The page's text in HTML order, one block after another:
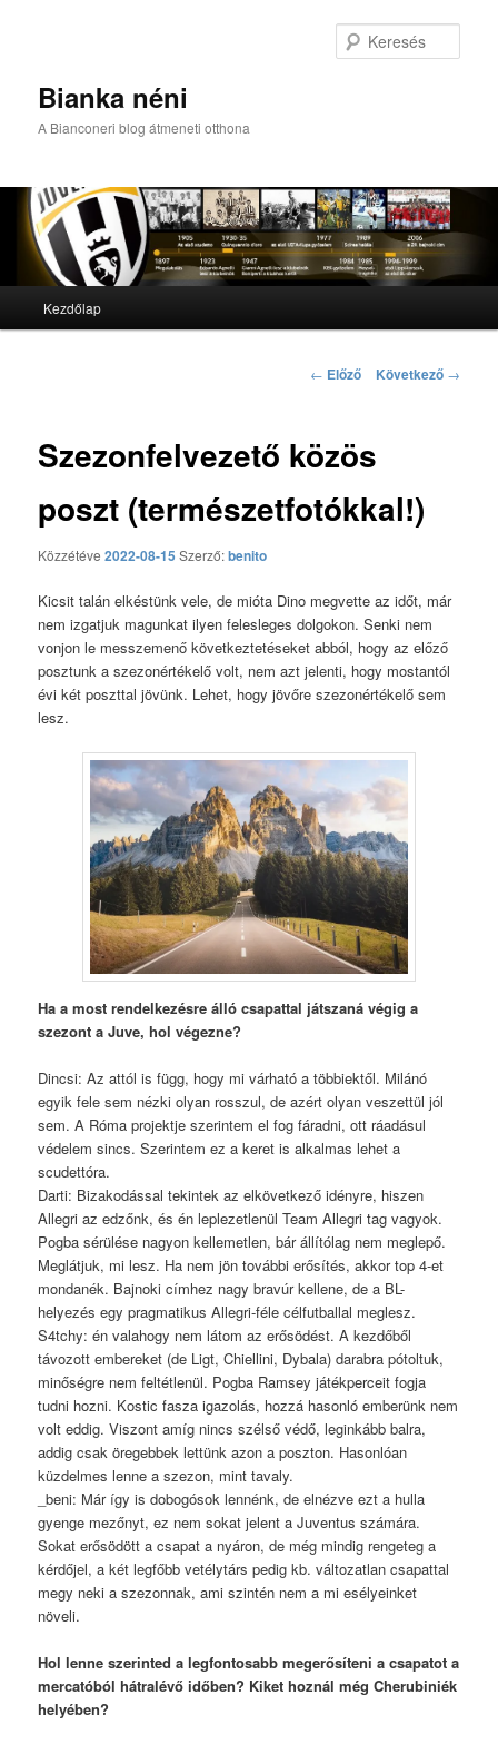
Bianka néni
A Bianconeri blog átmeneti otthona
Tovább az elsődleges tartalomra
Tovább a másodlagos tartalomra
Kezdőlap
Bejegyzés navigáció
← Előző Következő →
Szezonfelvezető közös
poszt (természetfotókkal!)
Közzétéve2022-08-15 Szerző:benito
Kicsit talán elkéstünk vele, de mióta Dino megvette az időt, már
nem izgatjuk magunkat ilyen felesleges dolgokon. Senki nem
vonjon le messzemenő következtetéseket abból, hogy az előző
posztunk a szezonértékelő volt, nem azt jelenti, hogy mostantól
évi két poszttal jövünk. Lehet, hogy jövőre szezonértékelő sem
lesz.
Ha a most rendelkezésre álló csapattal játszaná végig a
szezont a Juve, hol végezne?
Dincsi: Az attól is függ, hogy mi várható a többiektől. Milánó
egyik fele sem nézki olyan rosszul, de azért olyan veszettül jól
sem. A Róma projektje szerintem el fog fáradni, ott ráadásul
védelem sincs. Szerintem ez a keret is alkalmas lehet a
scudettóra.
Darti: Bizakodással tekintek az elkövetkező idényre, hiszen
Allegri az edzőnk, és én leplezetlenül Team Allegri tag vagyok.
Pogba sérülése nagyon kellemetlen, bár állítólag nem meglepő.
Meglátjuk, mi lesz. Ha nem jön további erősítés, akkor top 4-et
mondanék. Bajnoki címhez nagy bravúr kellene, de a BL-
helyezés egy pragmatikus Allegri-féle célfutballal meglesz.
S4tchy: én valahogy nem látom az erősödést. A kezdőből
távozott embereket (de Ligt, Chiellini, Dybala) darabra pótoltuk,
minőségre nem feltétlenül. Pogba Ramsey játékperceit fogja
tudni hozni. Kostic fasza igazolás, hozzá hasonló emberünk nem
volt eddig. Viszont amíg nincs szélső védő, leginkább balra,
addig csak öregebbek lettünk azon a poszton. Hasonlóan
küzdelmes lenne a szezon, mint tavaly.
_beni: Már így is dobogósok lennénk, de elnézve ezt a hulla
gyenge mezőnyt, ez nem sokat jelent a Juventus számára.
Sokat erősödött a csapat a nyáron, de még mindig rengeteg a
kérdőjel, a két legfőbb vetélytárs pedig kb. változatlan csapattal
megy neki a szezonnak, ami szintén nem a mi esélyeinket
növeli.
Hol lenne szerinted a legfontosabb megerősíteni a csapatot a
mercatóból hátralévő időben? Kiket hoznál még Cherubiniék
helyében?